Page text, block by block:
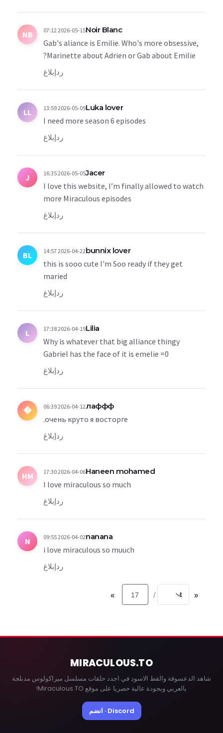
NB Noir Blanc
2026-05-15 07:12
Gab's aliance is Emilie. Who's more obsessive,
Marinette about Adrien or Gab about Emilie?
ردإبلاغ
LL Luka lover
2026-05-09 13:59
I need more season 6 episodes
ردإبلاغ
J Jacer
2026-05-05 16:35
I love this website, I’m finally allowed to watch
more Miraculous episodes
ردإبلاغ
BL bunnix lover
2026-04-22 14:57
this is sooo cute I'm Soo ready if they get
maried
ردإبلاغ
L Lilia
2026-04-19 17:38
Why is whatever that big alliance thingy
Gabriel has the face of it is emelie =0
ردإبلاغ
� лаффф
2026-04-12 06:39
очень круто я восторге.
ردإبلاغ
HM Haneen mohamed
2026-04-06 17:30
I love miraculous so much
ردإبلاغ
N nanana
2026-04-02 09:55
i love miraculous so muuch
ردإبلاغ
«
/
17
»
MIRACULOUS.TO
شاهد الدعسوقة والقط الاسود في اجدد حلقات مسلسل ميراكولوس مدبلجة
بالعربي وبجودة عالية حصريا على موقع Miraculous.TO!
Discord · انضم